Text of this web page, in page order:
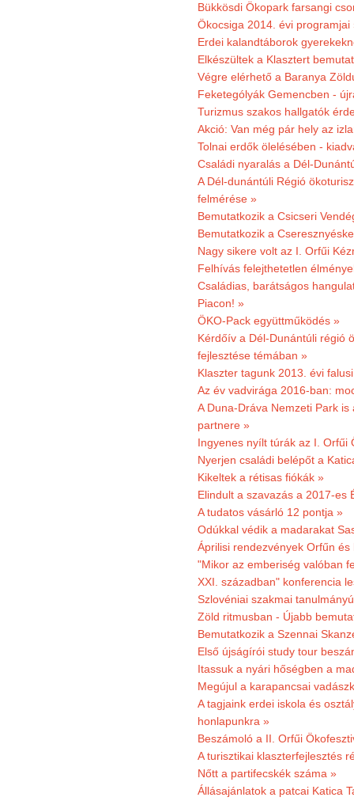
Bükkösdi Ökopark farsangi
Ökocsiga 2014. évi programjai
Erdei kalandtáborok
Elkészültek a Klasztert
Végre elérhető a Baranya
Feketególyák Gemencben -
Turizmus szakos hallgatók
Akció: Van még pár hely az
Tolnai erdők ölelésében -
Családi nyaralás a Dél-
A Dél-dunántúli Régió
felmérése »
Bemutatkozik a Csicseri
Bemutatkozik a
Nagy sikere volt az I. Orfűi
Felhívás felejthetetlen
Családias, barátságos
Piacon! »
ÖKO-Pack együttműködés »
Kérdőív a Dél-Dunántúli régió
fejlesztése témában »
Klaszter tagunk 2013. évi
Az év vadvirága 2016-ban:
A Duna-Dráva Nemzeti Park
partnere »
Ingyenes nyílt túrák az I. Orfűi
Nyerjen családi belépőt a
Kikeltek a rétisas fiókák »
Elindult a szavazás a 2017-es
A tudatos vásárló 12 pontja »
Odúkkal védik a madarakat
Áprilisi rendezvények Orfűn és
"Mikor az emberiség valóban
XXI. században" konferencia
Szlovéniai szakmai
Zöld ritmusban - Újabb
Bemutatkozik a Szennai
Első újságírói study tour
Itassuk a nyári hőségben a
Megújul a karapancsai
A tagjaink erdei iskola és
honlapunkra »
Beszámoló a II. Orfűi
A turisztikai klaszterfejlesztés
Nőtt a partifecskék száma »
Állásajánlatok a patcai Katica